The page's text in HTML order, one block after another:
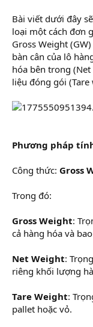
Bài viết dưới đây
loại một cách đơn
Gross Weight
bàn cân của lô
hóa bên trong
liệu đóng gói
Phương pháp
Công thức: Gross
Trong đó:
Gross Weight:
cả hàng hóa và
Net Weight:
riêng khối lượng
Tare Weight:
pallet hoặc vỏ.